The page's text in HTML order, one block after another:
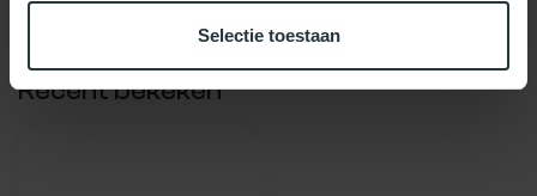
Selectie toestaan
Recent bekeken